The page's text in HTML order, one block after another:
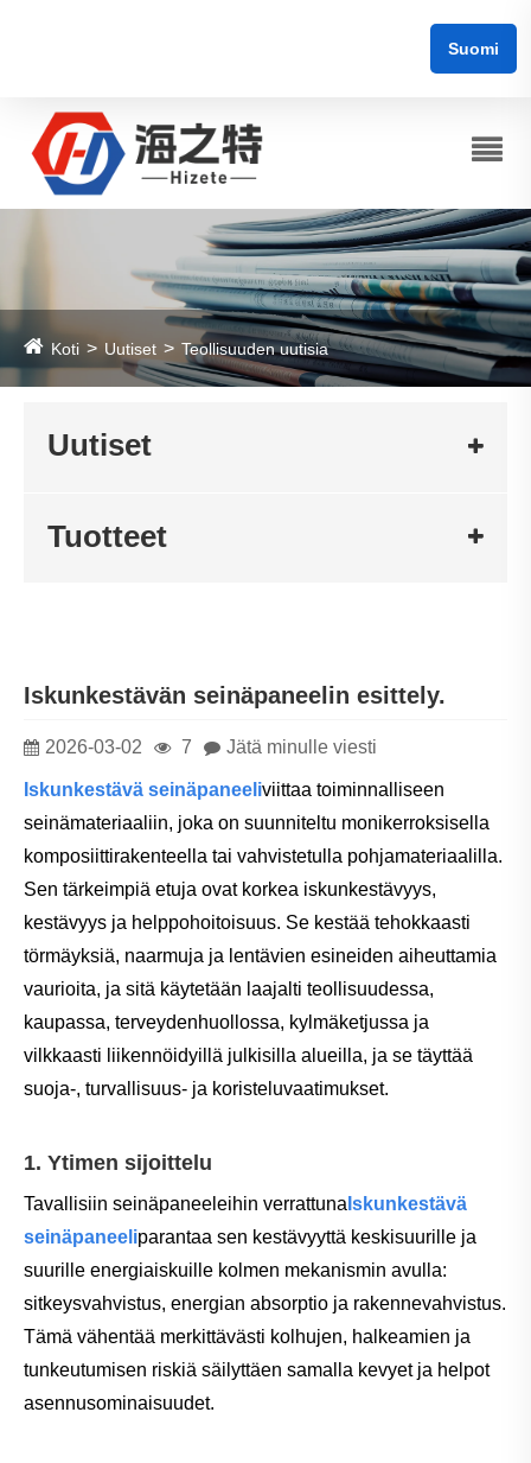
Suomi
Koti Uutiset Teollisuuden uutisia
Uutiset
Tuotteet
Iskunkestävän seinäpaneelin esittely.
2026-03-02 7 Jätä minulle viesti
Iskunkestävä seinäpaneeliviittaa toiminnalliseen
seinämateriaaliin, joka on suunniteltu monikerroksisella
komposiittirakenteella tai vahvistetulla pohjamateriaalilla.
Sen tärkeimpiä etuja ovat korkea iskunkestävyys,
kestävyys ja helppohoitoisuus. Se kestää tehokkaasti
törmäyksiä, naarmuja ja lentävien esineiden aiheuttamia
vaurioita, ja sitä käytetään laajalti teollisuudessa,
kaupassa, terveydenhuollossa, kylmäketjussa ja
vilkkaasti liikennöidyillä julkisilla alueilla, ja se täyttää
suoja-, turvallisuus- ja koristeluvaatimukset.
1. Ytimen sijoittelu
Tavallisiin seinäpaneeleihin verrattuna Iskunkestävä
seinäpaneeliparantaa sen kestävyyttä keskisuurille ja
suurille energiaiskuille kolmen mekanismin avulla:
sitkeysvahvistus, energian absorptio ja rakennevahvistus.
Tämä vähentää merkittävästi kolhujen, halkeamien ja
tunkeutumisen riskiä säilyttäen samalla kevyet ja helpot
asennusominaisuudet.